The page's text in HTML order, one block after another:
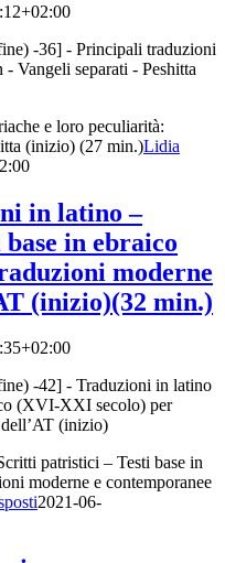
-36] - Principali traduzioni
Vangeli separati - Peshitta
e loro peculiarità:
(inizio) (27 min.)Lidia
in latino –
in ebraico
moderne
(inizio)(32 min.)
-42] - Traduzioni in latino
(XVI-XXI secolo) per
(inizio)
patristici – Testi base in
moderne e contemporanee
2021-06-